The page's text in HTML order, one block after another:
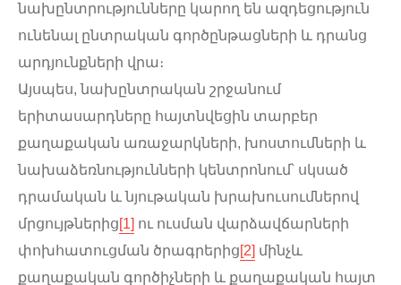
նախընտրությունները կարող են ազդեցություն
ունենալ ընտրական գործընթացների և դրանց
արդյունքների վրա։
Այսպես, նախընտրական շրջանում
երիտասարդները հայտնվեցին տարբեր
քաղաքական առաջարկների, խոստումների և
նախաձեռնությունների կենտրոնում՝ սկսած
դրամական և նյութական խրախուսումներով
մրցույթներից[1] ու ուսման վարձավճարների
փոխհատուցման ծրագրերից[2] մինչև
քաղաքական գործիչների և քաղաքական հայտ